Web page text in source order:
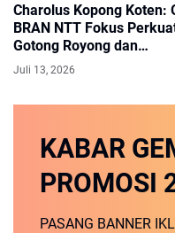
Charolus Kopong Koten:
BRAN NTT Fokus
Gotong Royong dan
Pemberdayaan
Juli 13, 2026
KABAR
PROMOSI
PASANG BANNER